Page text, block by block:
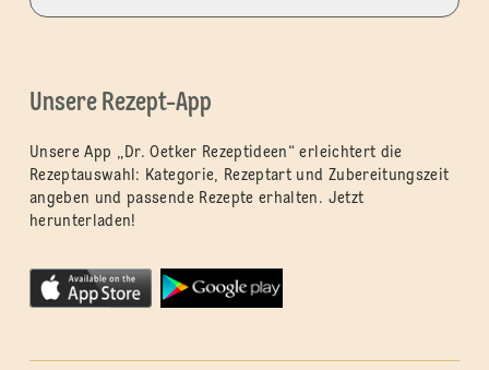
Unsere Rezept-App
Unsere App „Dr. Oetker Rezeptideen“ erleichtert die
Rezeptauswahl: Kategorie, Rezeptart und Zubereitungszeit
angeben und passende Rezepte erhalten. Jetzt
herunterladen!